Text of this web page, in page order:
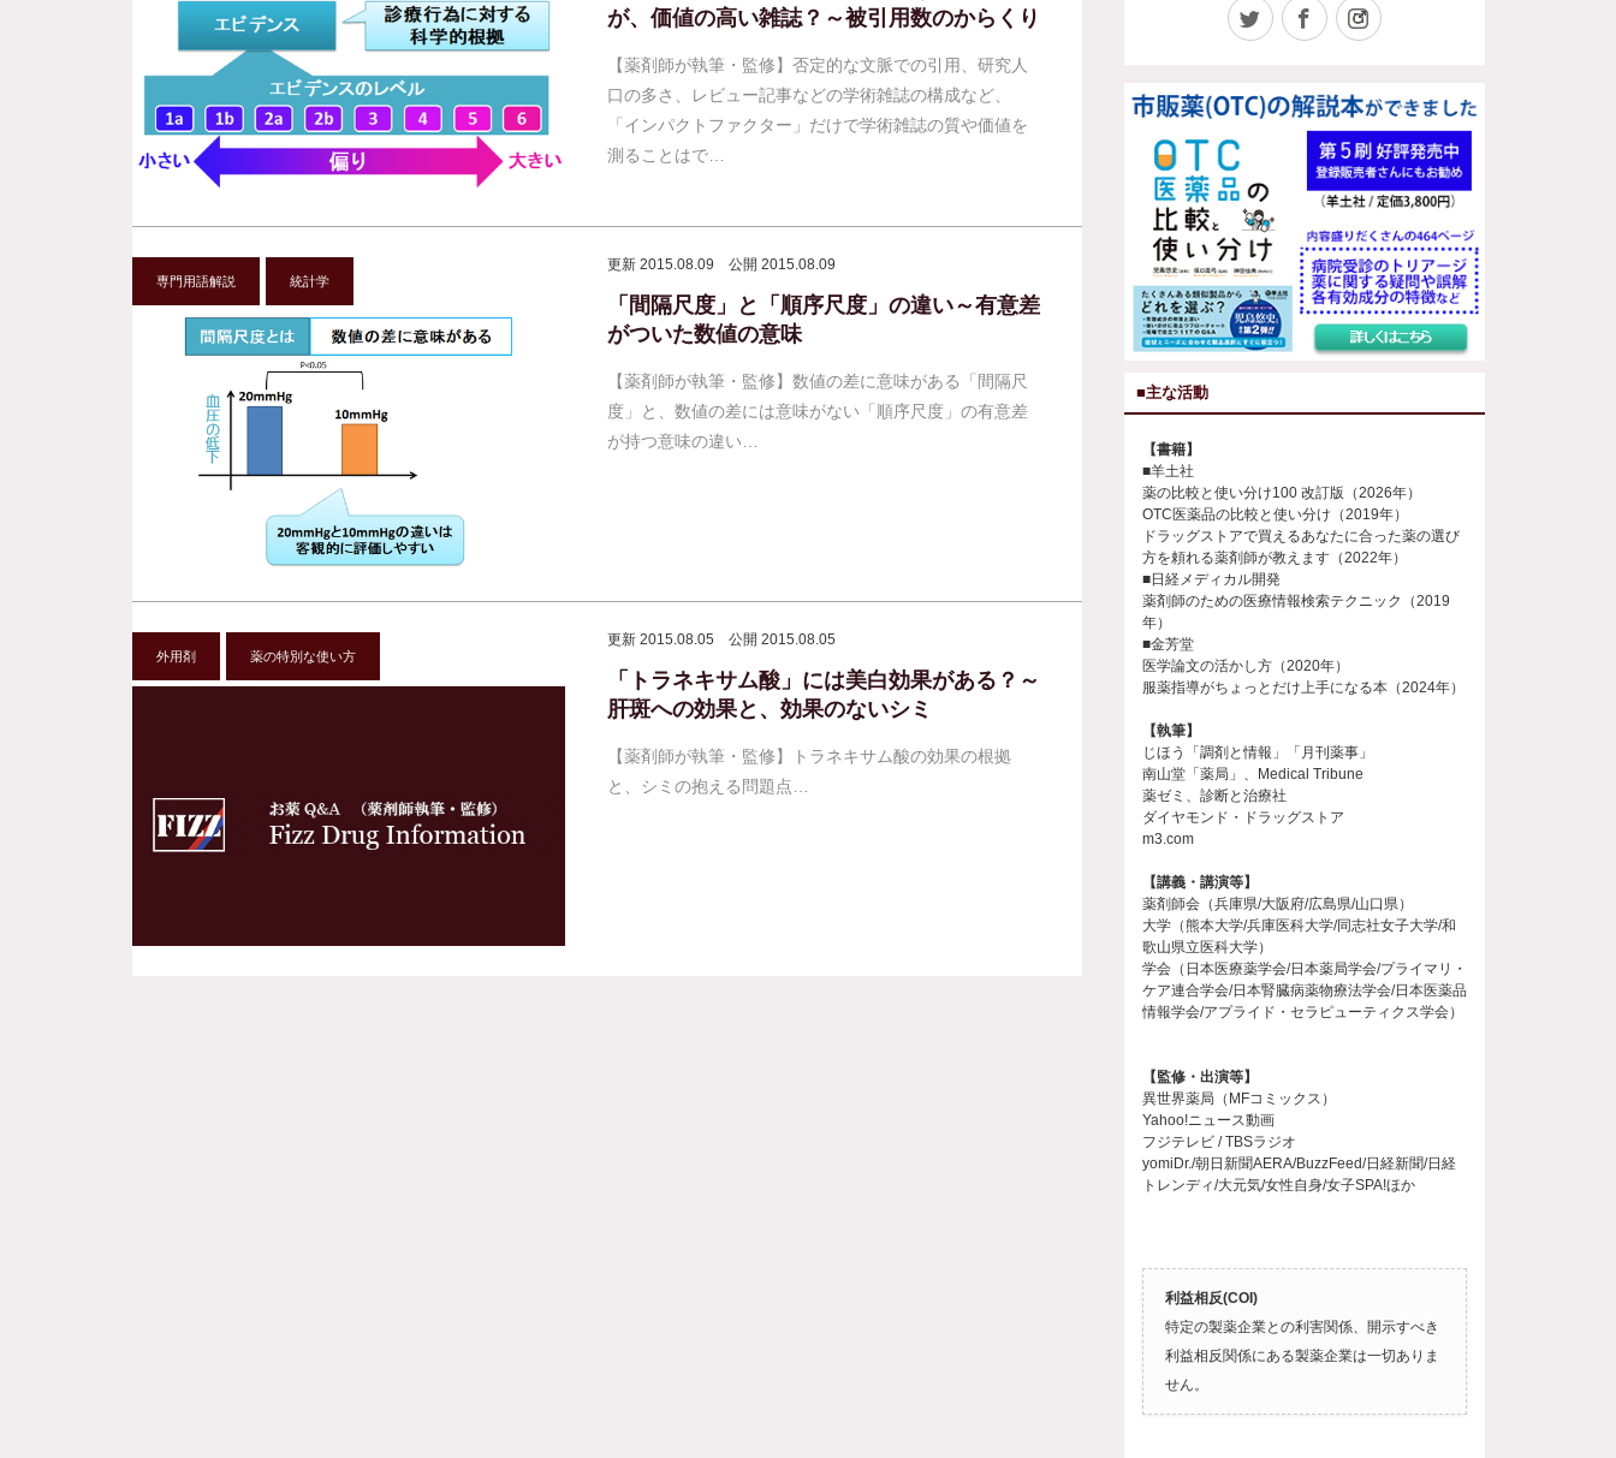
が、価値の高い雑誌？～被引用数のからくり
【薬剤師が執筆・監修】否定的な文脈での引用、研究人
口の多さ、レビュー記事などの学術雑誌の構成など、
「インパクトファクター」だけで学術雑誌の質や価値を
測ることはで…
専門用語解説 統計学
更新 2015.08.09 公開 2015.08.09
「間隔尺度」と「順序尺度」の違い～有意差
がついた数値の意味
【薬剤師が執筆・監修】数値の差に意味がある「間隔尺
度」と、数値の差には意味がない「順序尺度」の有意差
が持つ意味の違い…
外用剤 薬の特別な使い方
更新 2015.08.05 公開 2015.08.05
「トラネキサム酸」には美白効果がある？～
肝斑への効果と、効果のないシミ
【薬剤師が執筆・監修】トラネキサム酸の効果の根拠
と、シミの抱える問題点…
Twitter Facebook
■主な活動
【書籍】
■羊土社
薬の比較と使い分け100 改訂版（2026年）
OTC医薬品の比較と使い分け（2019年）
ドラッグストアで買えるあなたに合った薬の選び
方を頼れる薬剤師が教えます（2022年）
■日経メディカル開発
薬剤師のための医療情報検索テクニック（2019
年）
■金芳堂
医学論文の活かし方（2020年）
服薬指導がちょっとだけ上手になる本（2024年）
【執筆】
じほう「調剤と情報」「月刊薬事」
南山堂「薬局」、Medical Tribune
薬ゼミ、診断と治療社
ダイヤモンド・ドラッグストア
m3.com
【講義・講演等】
薬剤師会（兵庫県/大阪府/広島県/山口県）
大学（熊本大学/兵庫医科大学/同志社女子大学/和
歌山県立医科大学）
学会（日本医療薬学会/日本薬局学会/プライマリ・
ケア連合学会/日本腎臓病薬物療法学会/日本医薬品
情報学会/アプライド・セラピューティクス学会）
【監修・出演等】
異世界薬局（MFコミックス）
Yahoo!ニュース動画
フジテレビ / TBSラジオ
yomiDr./朝日新聞AERA/BuzzFeed/日経新聞/日経
トレンディ/大元気/女性自身/女子SPA!ほか
利益相反(COI)
特定の製薬企業との利害関係、開示すべき
利益相反関係にある製薬企業は一切ありま
せん。